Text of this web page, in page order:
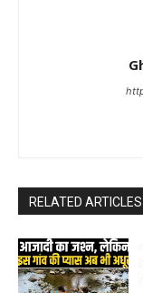
RELATED ARTICLES